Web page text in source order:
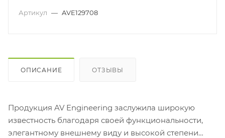
Артикул — AVE129708
ОПИСАНИЕ ОТЗЫВЫ
Продукция AV Engineering заслужила широкую
известность благодаря своей функциональности,
элегантному внешнему виду и высокой степени